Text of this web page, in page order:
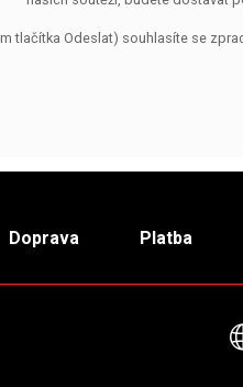
tlačítka Odeslat) souhlasíte se
Doprava Platba